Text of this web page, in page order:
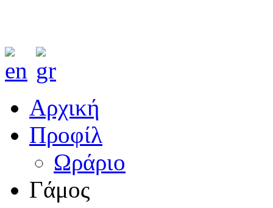
Αρχική
Προφίλ
Ωράριο
Γάμος